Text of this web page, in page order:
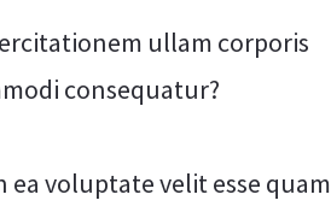
ullam corporis
consequatur?
voluptate velit esse quam